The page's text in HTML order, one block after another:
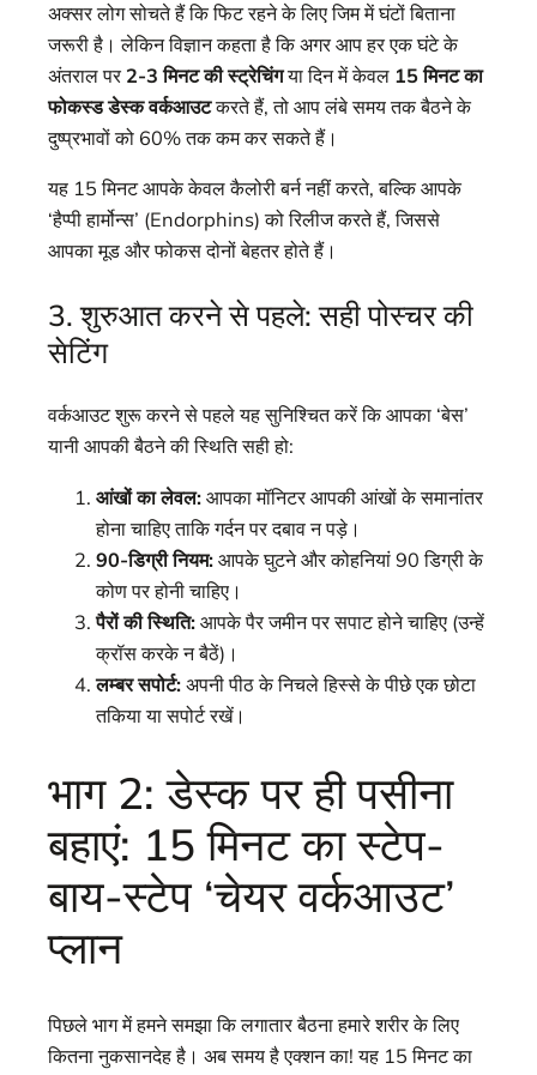
अक्सर लोग सोचते हैं कि फिट रहने के लिए जिम में घंटों बिताना
जरूरी है। लेकिन विज्ञान कहता है कि अगर आप हर एक घंटे के
अंतराल पर 2-3 मिनट की स्ट्रेचिंगया दिन में केवल 15 मिनट का
फोकस्ड डेस्क वर्कआउटकरते हैं, तो आप लंबे समय तक बैठने के
दुष्प्रभावों को 60% तक कम कर सकते हैं।
यह 15 मिनट आपके केवल कैलोरी बर्न नहीं करते, बल्कि आपके
‘हैप्पी हार्मोन्स’ (Endorphins) को रिलीज करते हैं, जिससे
आपका मूड और फोकस दोनों बेहतर होते हैं।
3. शुरुआत करने से पहले: सही पोस्चर की
सेटिंग
वर्कआउट शुरू करने से पहले यह सुनिश्चित करें कि आपका ‘बेस’
यानी आपकी बैठने की स्थिति सही हो:
आंखों का लेवल: आपका मॉनिटर आपकी आंखों के समानांतर
होना चाहिए ताकि गर्दन पर दबाव न पड़े।
90-डिग्री नियम: आपके घुटने और कोहनियां 90 डिग्री के
कोण पर होनी चाहिए।
पैरों की स्थिति: आपके पैर जमीन पर सपाट होने चाहिए (उन्हें
क्रॉस करके न बैठें)।
लम्बर सपोर्ट: अपनी पीठ के निचले हिस्से के पीछे एक छोटा
तकिया या सपोर्ट रखें।
भाग 2: डेस्क पर ही पसीना
बहाएं: 15 मिनट का स्टेप-
बाय-स्टेप ‘चेयर वर्कआउट’
प्लान
पिछले भाग में हमने समझा कि लगातार बैठना हमारे शरीर के लिए
कितना नुकसानदेह है। अब समय है एक्शन का! यह 15 मिनट का